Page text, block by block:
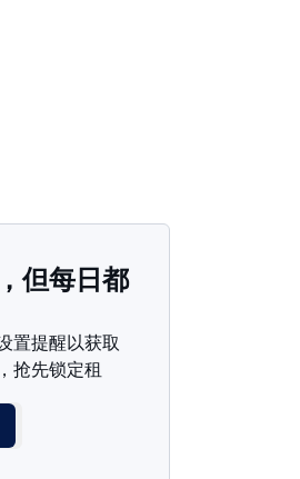
但每日都
置提醒以获取
抢先锁定租